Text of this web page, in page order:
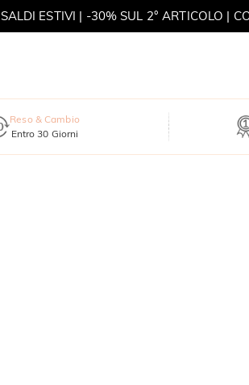
SALDI ESTIVI | -30% SUL 2° ARTICOLO |
Reso & Cambio
Entro 30 Giorni